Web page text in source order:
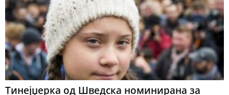
Тинејџерка од Шведска номинирана за